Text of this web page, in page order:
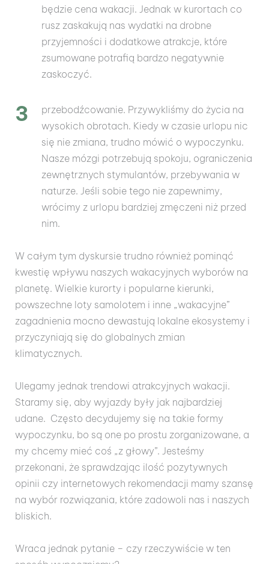
będzie cena wakacji. Jednak w kurortach co
rusz zaskakują nas wydatki na drobne
przyjemności i dodatkowe atrakcje, które
zsumowane potrafią bardzo negatywnie
zaskoczyć.
przebodźcowanie. Przywykliśmy do życia na
wysokich obrotach. Kiedy w czasie urlopu nic
się nie zmiana, trudno mówić o wypoczynku.
Nasze mózgi potrzebują spokoju, ograniczenia
zewnętrznych stymulantów, przebywania w
naturze. Jeśli sobie tego nie zapewnimy,
wrócimy z urlopu bardziej zmęczeni niż przed
nim.
W całym tym dyskursie trudno również pominąć
kwestię wpływu naszych wakacyjnych wyborów na
planetę. Wielkie kurorty i popularne kierunki,
powszechne loty samolotem i inne „wakacyjne”
zagadnienia mocno dewastują lokalne ekosystemy i
przyczyniają się do globalnych zmian
klimatycznych.
Ulegamy jednak trendowi atrakcyjnych wakacji.
Staramy się, aby wyjazdy były jak najbardziej
udane. Często decydujemy się na takie formy
wypoczynku, bo są one po prostu zorganizowane, a
my chcemy mieć coś „z głowy”. Jesteśmy
przekonani, że sprawdzając ilość pozytywnych
opinii czy internetowych rekomendacji mamy szansę
na wybór rozwiązania, które zadowoli nas i naszych
bliskich.
Wraca jednak pytanie – czy rzeczywiście w ten